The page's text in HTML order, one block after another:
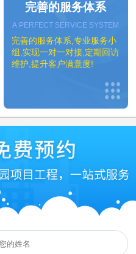
完善的服务体系
A PERFECT SERVICE SYSTEM
完善的服务体系,专业服务小
组,实现一对一对接,定期回访
维护,提升客户满意度!